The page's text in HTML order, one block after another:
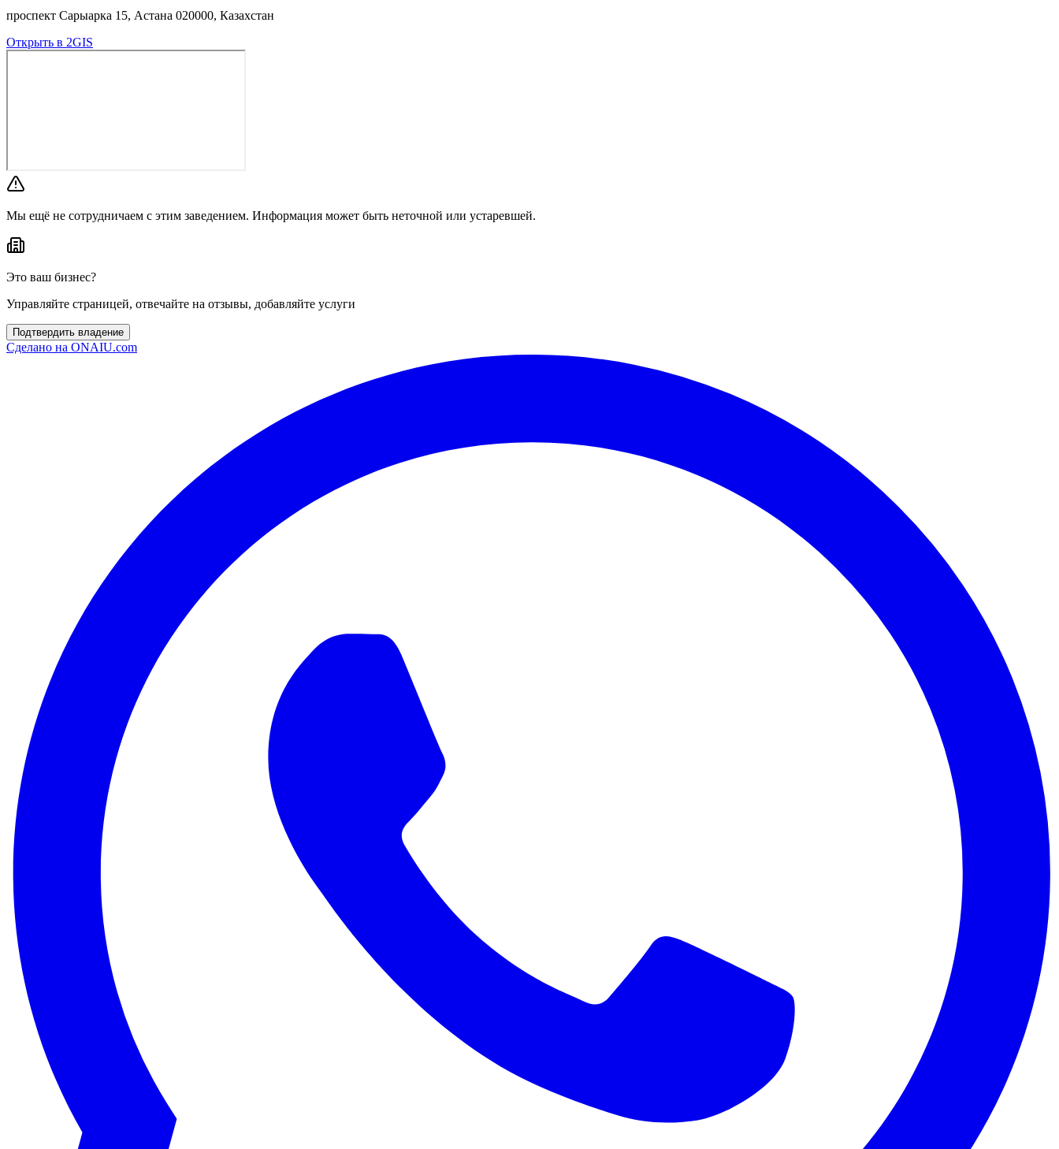
проспект Сарыарка 15, Астана 020000, Казахстан
Открыть в 2GIS
Мы ещё не сотрудничаем с этим заведением. Информация может быть неточной или устаревшей.
Это ваш бизнес?
Управляйте страницей, отвечайте на отзывы, добавляйте услуги
Подтвердить владение
Сделано на ONAIU.com